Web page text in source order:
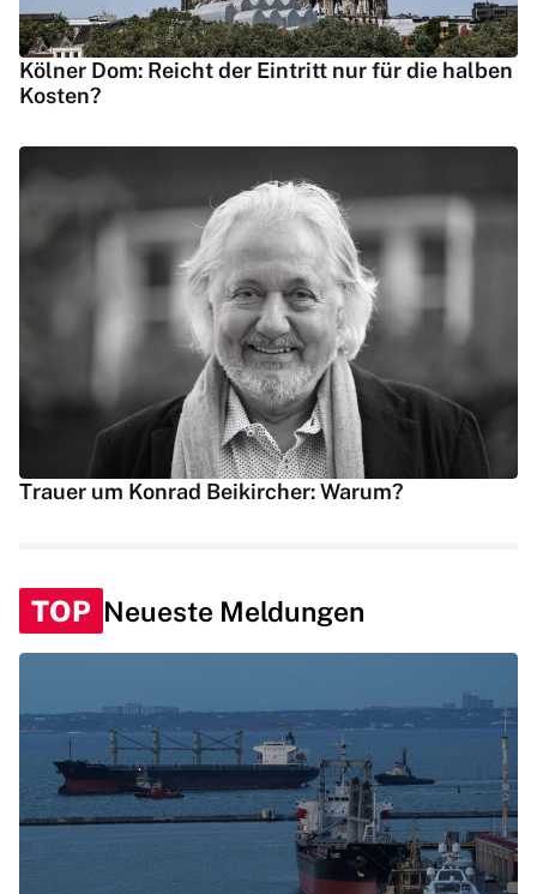
Kölner Dom: Reicht der Eintritt nur für die halben
Kosten?
Trauer um Konrad Beikircher: Warum?
TOP Neueste Meldungen